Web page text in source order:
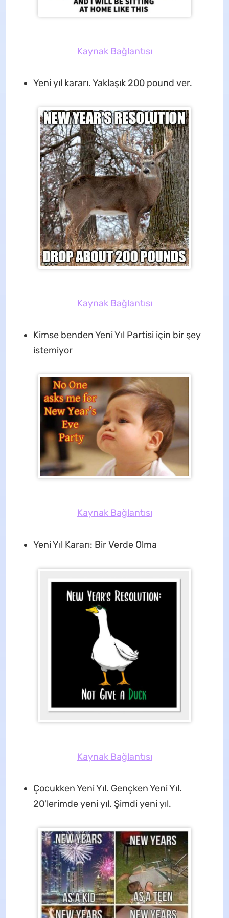
Kaynak Bağlantısı
Yeni yıl kararı. Yaklaşık 200 pound ver.
Kaynak Bağlantısı
Kimse benden Yeni Yıl Partisi için bir şey
istemiyor
Kaynak Bağlantısı
Yeni Yıl Kararı: Bir Verde Olma
Kaynak Bağlantısı
Çocukken Yeni Yıl. Gençken Yeni Yıl.
20'lerimde yeni yıl. Şimdi yeni yıl.